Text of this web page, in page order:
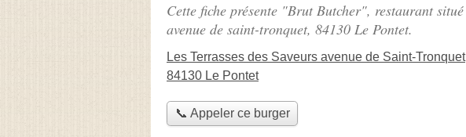
Cette fiche présente "Brut Butcher", restaurant situé
avenue de saint-tronquet, 84130 Le Pontet.
Les Terrasses des Saveurs avenue de Saint-Tronquet
84130 Le Pontet
📞 Appeler ce burger